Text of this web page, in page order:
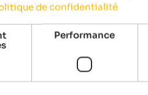
29.08.2026, …
de confidentialité
Performance